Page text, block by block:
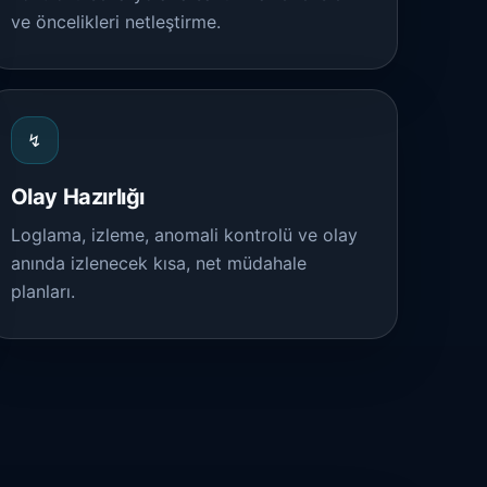
ve öncelikleri netleştirme.
↯
Olay Hazırlığı
Loglama, izleme, anomali kontrolü ve olay
anında izlenecek kısa, net müdahale
planları.